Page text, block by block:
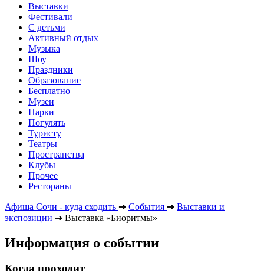
Выставки
Фестивали
С детьми
Активный отдых
Музыка
Шоу
Праздники
Образование
Бесплатно
Музеи
Парки
Погулять
Туристу
Театры
Пространства
Клубы
Прочее
Рестораны
Афиша Сочи - куда сходить ➔ События ➔ Выставки и
экспозиции ➔ Выставка «Биоритмы»
Информация о событии